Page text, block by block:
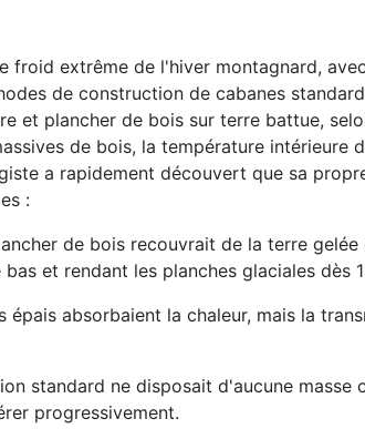
bois des deux-tiers (réservé)
froid extrême de l'hiver montagnard,
de construction de cabanes
et plancher de bois sur terre battue,
de bois, la température intérieure
a rapidement découvert que sa
:
de bois recouvrait de la terre
et rendant les planches glaciales dès
épais absorbaient la chaleur, mais la
standard ne disposait d'aucune masse
progressivement.